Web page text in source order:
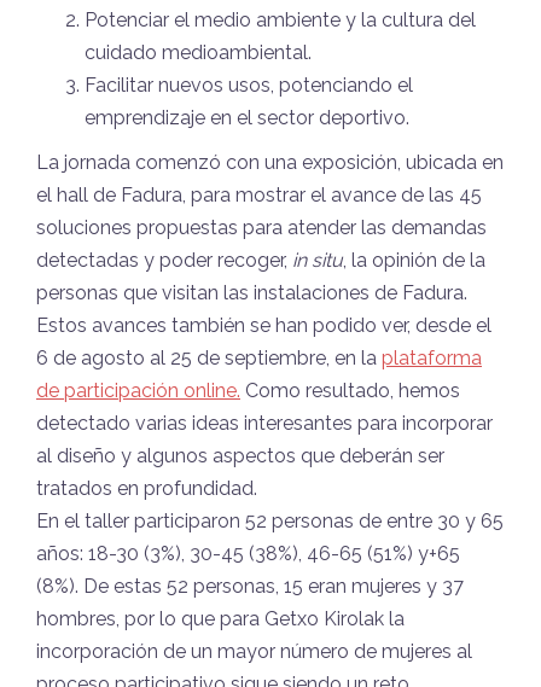
Potenciar el medio ambiente y la cultura del
cuidado medioambiental.
Facilitar nuevos usos, potenciando el
emprendizaje en el sector deportivo.
La jornada comenzó con una exposición, ubicada en
el hall de Fadura, para mostrar el avance de las 45
soluciones propuestas para atender las demandas
detectadas y poder recoger, in situ, la opinión de la
personas que visitan las instalaciones de Fadura.
Estos avances también se han podido ver, desde el
6 de agosto al 25 de septiembre, en la plataforma
de participación online. Como resultado, hemos
detectado varias ideas interesantes para incorporar
al diseño y algunos aspectos que deberán ser
tratados en profundidad.
En el taller participaron 52 personas de entre 30 y 65
años: 18-30 (3%), 30-45 (38%), 46-65 (51%) y+65
(8%). De estas 52 personas, 15 eran mujeres y 37
hombres, por lo que para Getxo Kirolak la
incorporación de un mayor número de mujeres al